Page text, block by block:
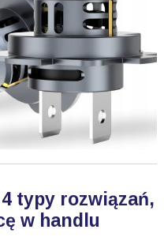
typy rozwiązań,
w handlu